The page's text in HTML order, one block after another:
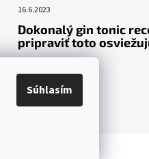
Súhlasím
16.6.2023
Dokonalý gin tonic
pripraviť toto